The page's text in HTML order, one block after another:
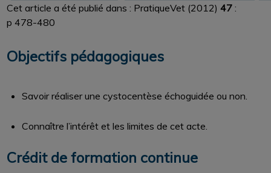
Cet article a été publié dans : PratiqueVet (2012) 47 :
p 478-480
Objectifs pédagogiques
Savoir réaliser une cystocentèse échoguidée ou non.
Connaître l’intérêt et les limites de cet acte.
Crédit de formation continue